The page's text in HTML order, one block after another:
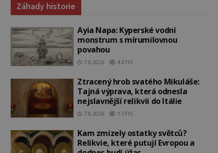
Záhady historie
Ayia Napa: Kyperské vodní
monstrum s mírumilovnou
povahou
7.8.2026 4.0TIS
Ztracený hrob svatého Mikuláše:
Tajná výprava, která odnesla
nejslavnější relikvii do Itálie
7.8.2026 1.5TIS
Kam zmizely ostatky světců?
Relikvie, které putují Evropou a